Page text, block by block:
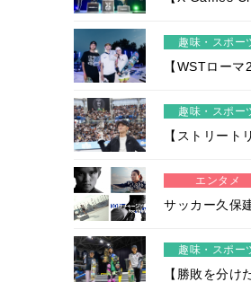
趣味・スポー
【WSTロー
趣味・スポー
【ストリー
エンタメ
サッカー久保
趣味・スポー
【勝敗を分